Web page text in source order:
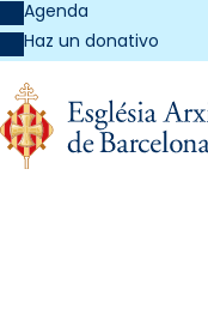
Agenda
Haz un donativo